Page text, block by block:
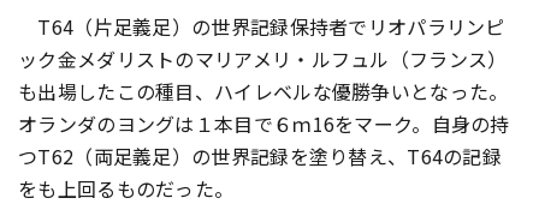
T64（片足義足）の世界記録保持者でリオパラリンピ
ック金メダリストのマリアメリ・ルフュル（フランス）
も出場したこの種目、ハイレベルな優勝争いとなった。
オランダのヨングは１本目で６ｍ16をマーク。自身の持
つT62（両足義足）の世界記録を塗り替え、T64の記録
をも上回るものだった。